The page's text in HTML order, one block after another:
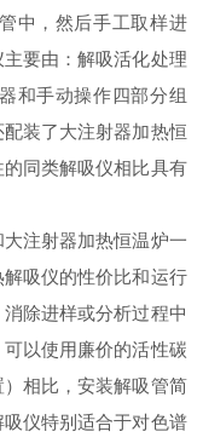
中，然后手工取样进
要由：解吸活化处理
和手动操作四部分组
装了大注射器加热恒
同类解吸仪相比具有
注射器加热恒温炉一
吸仪的性价比和运行
除进样或分析过程中
以使用廉价的活性碳
相比，安装解吸管简
仪特别适合于对色谱